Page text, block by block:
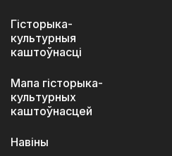
Гісторыка-
культурныя
каштоўнасці
Мапа гісторыка-
культурных
каштоўнасцей
Навіны